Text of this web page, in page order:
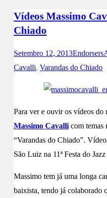
Promoções
Vídeos Massimo
Chiado
Setembro 12, 2013Endorsers
Cavalli, Varandas do Chiado
Para ver e ouvir os vídeos do
Massimo Cavalli com temas
“Varandas do Chiado”.
São Luiz na 11ª Festa do
Massimo tem já uma longa
baixista, tendo já colaborado